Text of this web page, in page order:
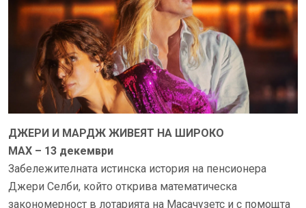
ДЖЕРИ И МАРДЖ ЖИВЕЯТ НА ШИРОКО
MAX – 13 декември
Забележителната истинска история на пенсионера
Джери Селби, който открива математическа
закономерност в лотарията на Масачузетс и с помощта